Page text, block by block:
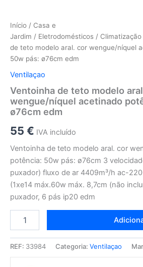
Início / Casa e
Jardim / Eletrodomésticos / Climatização
de teto modelo aral. cor wengue/níquel
50w pás: ø76cm edm
Ventilaçao
Ventoinha de teto modelo
wengue/níquel acetinado
ø76cm edm
55 € IVA incluído
Ventoinha de teto modelo aral. cor
potência: 50w pás: ø76cm 3
puxador) fluxo de ar 4409m³/h ac-
(1xe14 máx.60w máx. 8,7cm (não
puxador, 6 pás ip20 edm
REF: 33984 Categoria: Ventilaçao